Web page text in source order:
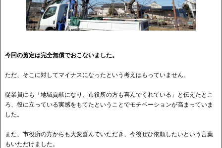
今回の剪定は完全無償でおこないました。
ただ、そこに対してマイナスになったという考えはもっていません。
従業員にも「地域貢献になり、市役所の方も喜んでくれている」と伝えたとこ
ろ、役に立っている実感をもてたということでモチベーションが高まっていま
した。
また、市役所の方からも大変喜んでいただき、今後ぜひ依頼したいという言葉
もいただけました。